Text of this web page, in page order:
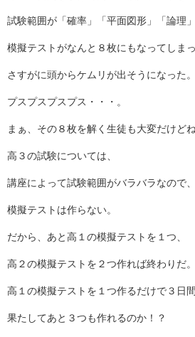
試験範囲が「確率」「平面図形」「論理
模擬テストがなんと８枚にもなってしまっ
さすがに頭からケムリが出そうになった。
プスプスプスプス・・・。
まぁ、その８枚を解く生徒も大変だけど
高３の試験については、
講座によって試験範囲がバラバラなので、
模擬テストは作らない。
だから、あと高１の模擬テストを１つ、
高２の模擬テストを２つ作れば終わりだ。
高１の模擬テストを１つ作るだけで３日
果たしてあと３つも作れるのか！？